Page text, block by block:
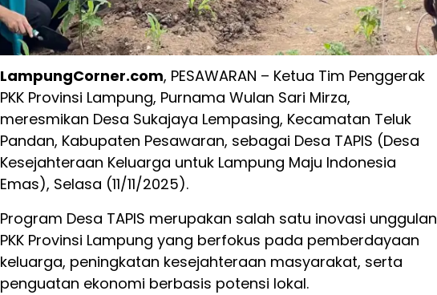
LampungCorner.com, PESAWARAN – Ketua Tim Penggerak
PKK Provinsi Lampung, Purnama Wulan Sari Mirza,
meresmikan Desa Sukajaya Lempasing, Kecamatan Teluk
Pandan, Kabupaten Pesawaran, sebagai Desa TAPIS (Desa
Kesejahteraan Keluarga untuk Lampung Maju Indonesia
Emas), Selasa (11/11/2025).
Program Desa TAPIS merupakan salah satu inovasi unggulan
PKK Provinsi Lampung yang berfokus pada pemberdayaan
keluarga, peningkatan kesejahteraan masyarakat, serta
penguatan ekonomi berbasis potensi lokal.